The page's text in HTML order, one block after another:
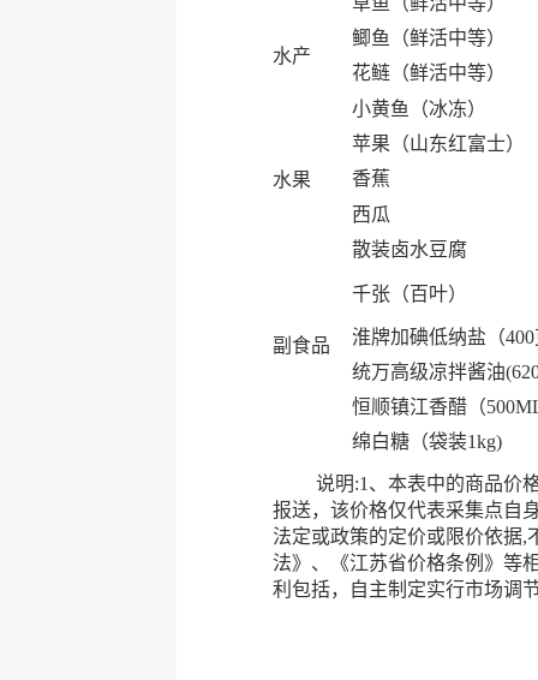
水产
鲫鱼（鲜活中等）
花鲢（鲜活中等）
小黄鱼（冰冻）
水果
苹果（山东红富士）
香蕉
西瓜
副食品
散装卤水豆腐
千张（百叶）
淮牌加碘低纳盐（
统万高级凉拌酱油
恒顺镇江香醋（
绵白糖（袋装1kg)
说明:1、本表中的商品价格
报送，该价格仅代表采集点自
法定或政策的定价或限价依据,
法》、《江苏省价格条例》等
利包括，自主制定实行市场调